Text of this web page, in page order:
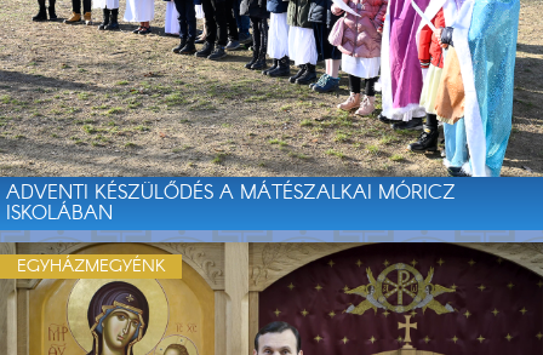
ADVENTI KÉSZÜLŐDÉS A MÁTÉSZALKAI MÓRICZ
ISKOLÁBAN
EGYHÁZMEGYÉNK